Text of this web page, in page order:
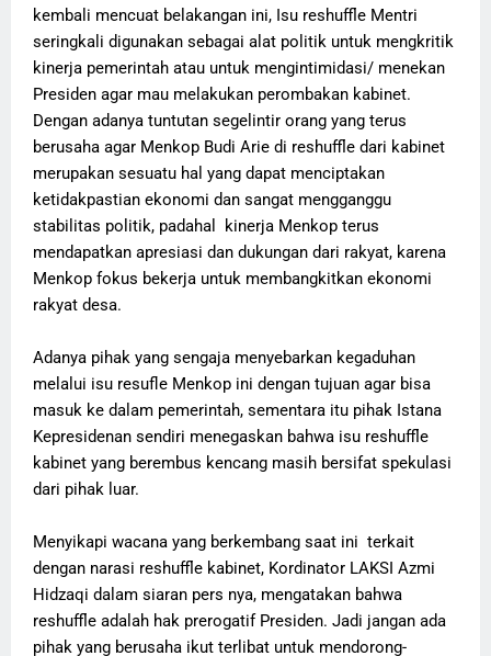
kembali mencuat belakangan ini, Isu reshuffle Mentri
seringkali digunakan sebagai alat politik untuk mengkritik
kinerja pemerintah atau untuk mengintimidasi/ menekan
Presiden agar mau melakukan perombakan kabinet.
Dengan adanya tuntutan segelintir orang yang terus
berusaha agar Menkop Budi Arie di reshuffle dari kabinet
merupakan sesuatu hal yang dapat menciptakan
ketidakpastian ekonomi dan sangat mengganggu
stabilitas politik, padahal kinerja Menkop terus
mendapatkan apresiasi dan dukungan dari rakyat, karena
Menkop fokus bekerja untuk membangkitkan ekonomi
rakyat desa.
Adanya pihak yang sengaja menyebarkan kegaduhan
melalui isu resufle Menkop ini dengan tujuan agar bisa
masuk ke dalam pemerintah, sementara itu pihak Istana
Kepresidenan sendiri menegaskan bahwa isu reshuffle
kabinet yang berembus kencang masih bersifat spekulasi
dari pihak luar.
Menyikapi wacana yang berkembang saat ini terkait
dengan narasi reshuffle kabinet, Kordinator LAKSI Azmi
Hidzaqi dalam siaran pers nya, mengatakan bahwa
reshuffle adalah hak prerogatif Presiden. Jadi jangan ada
pihak yang berusaha ikut terlibat untuk mendorong-